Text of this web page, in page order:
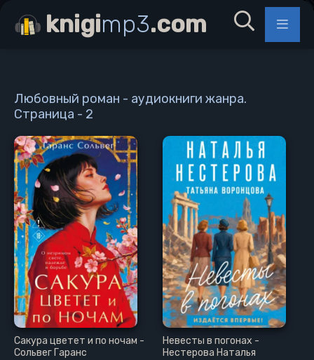
Любовный роман - аудиокниги жанра.
Страница - 2
Сакура цветет и по ночам -
Сольвег Гаранс
Невесты в погонах -
Нестерова Наталья
knigimp3.com